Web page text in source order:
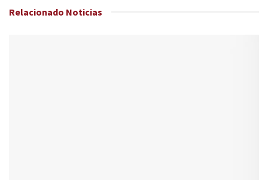
Relacionado Noticias